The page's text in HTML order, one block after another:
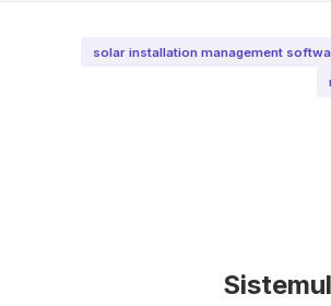
solar installation management